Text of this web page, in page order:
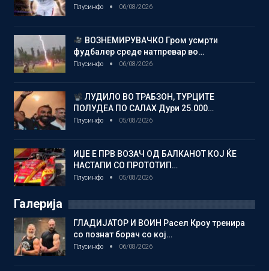
Плусинфо 06/08/2026
ВОЗНЕМИРУВАЧКО Гром усмрти
фудбалер среде натпревар во…
Плусинфо 06/08/2026
ЛУДИЛО ВО ТРАБЗОН, ТУРЦИТЕ
ПОЛУДЕА ПО САЛАХ Дури 25.000…
Плусинфо 05/08/2026
ИЏЕ Е ПРВ ВОЗАЧ ОД БАЛКАНОТ КОЈ ЌЕ
НАСТАПИ СО ПРОТОТИП…
Плусинфо 05/08/2026
Галерија
ГЛАДИЈАТОР И ВОИН Расел Кроу тренира
со познат борач со кој…
Плусинфо 06/08/2026